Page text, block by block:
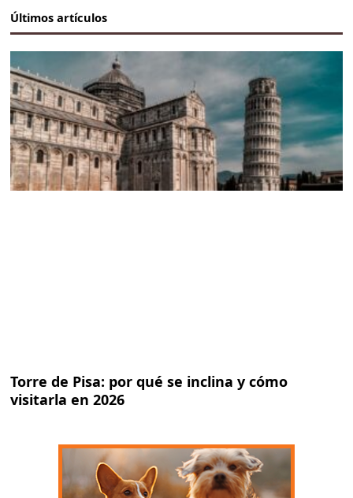
Últimos artículos
Torre de Pisa: por qué se inclina y cómo
visitarla en 2026